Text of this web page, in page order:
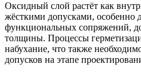
Оксидный слой растёт как
жёсткими допусками, особенно
функциональных сопряжений,
толщины. Процессы
набухание, что также
допусков на этапе